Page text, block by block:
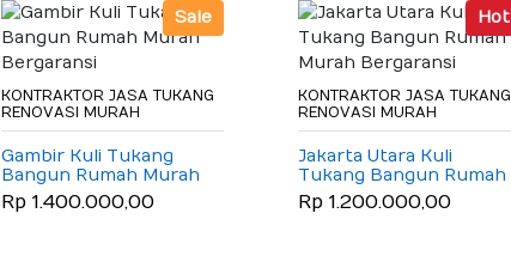
Sale
KONTRAKTOR JASA TUKANG
RENOVASI MURAH
Gambir Kuli Tukang
Bangun Rumah Murah
Bergaransi
Rp 1.400.000,00
Hot
KONTRAKTOR JASA TUKANG
RENOVASI MURAH
Jakarta Utara Kuli
Tukang Bangun Rumah
Murah Bergaransi
Rp 1.200.000,00